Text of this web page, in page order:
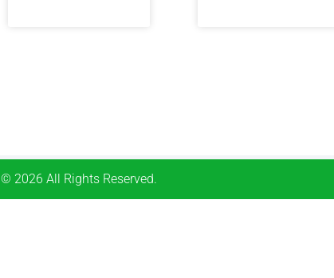
© 2026 All Rights Reserved.